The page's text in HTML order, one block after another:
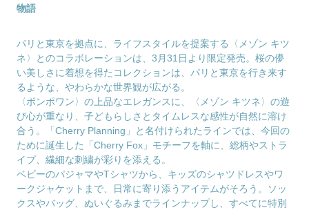
物語
パリと東京を拠点に、ライフスタイルを提案する〈メゾン キツ
ネ〉とのコラボレーションは、3月31日より限定発売。桜の儚
い美しさに着想を得たコレクションは、パリと東京を行き来す
るような、やわらかな世界観が広がる。
〈ボンポワン〉の上品なエレガンスに、〈メゾン キツネ〉の遊
び心が重なり、子どもらしさとタイムレスな感性が自然に溶け
合う。「Cherry Planning」と名付けられたラインでは、今回の
ために誕生した「Cherry Fox」モチーフを軸に、総柄やストラ
イプ、繊細な刺繍が彩りを添える。
ベビーのパジャマやTシャツから、キッズのシャツドレスやワ
ークジャケットまで、日常に寄り添うアイテムがそろう。ソッ
クスやバッグ、ぬいぐるみまでラインナップし、すべてに特別